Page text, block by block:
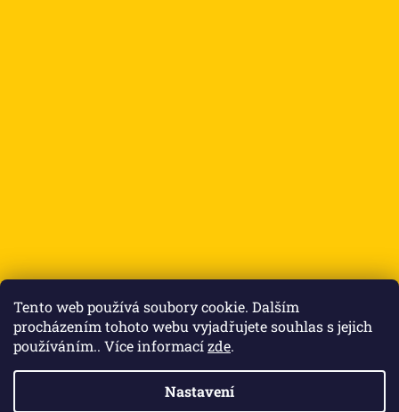
Tento web používá soubory cookie. Dalším
procházením tohoto webu vyjadřujete souhlas s jejich
používáním.. Více informacízde.
Nastavení
Přijímáme online platby